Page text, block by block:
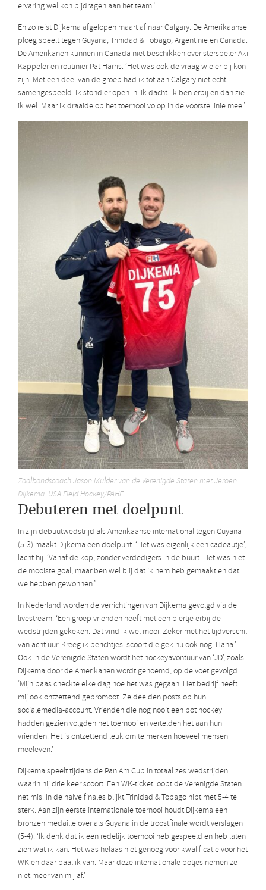
ervaring wel kon bijdragen aan het team.’
En zo reist Dijkema afgelopen maart af naar Calgary. De Amerikaanse
ploeg speelt tegen Guyana, Trinidad & Tobago, Argentinië en Canada.
De Amerikanen kunnen in Canada niet beschikken over sterspeler Aki
Käppeler en routinier Pat Harris. ‘Het was ook de vraag wie er bij kon
zijn. Met een deel van de groep had ik tot aan Calgary niet echt
samengespeeld. Ik stond er open in. Ik dacht: ik ben erbij en dan zie
ik wel. Maar ik draaide op het toernooi volop in de voorste linie mee.’
Zaalbondscoach Jason Mulder van de Verenigde Staten met Jeroen
Dijkema. USA Field Hockey/PAHF
Debuteren met doelpunt
In zijn debuutwedstrijd als Amerikaanse international tegen Guyana
(5-3) maakt Dijkema een doelpunt. ‘Het was eigenlijk een cadeautje’,
lacht hij. ‘Vanaf de kop, zonder verdedigers in de buurt. Het was niet
de mooiste goal, maar ben wel blij dat ik hem heb gemaakt en dat
we hebben gewonnen.’
In Nederland worden de verrichtingen van Dijkema gevolgd via de
livestream. ‘Een groep vrienden heeft met een biertje erbij de
wedstrijden gekeken. Dat vind ik wel mooi. Zeker met het tijdverschil
van acht uur. Kreeg ik berichtjes: scoort die gek nu ook nog. Haha.’
Ook in de Verenigde Staten wordt het hockeyavontuur van ‘JD’, zoals
Dijkema door de Amerikanen wordt genoemd, op de voet gevolgd.
‘Mijn baas checkte elke dag hoe het was gegaan. Het bedrijf heeft
mij ook ontzettend gepromoot. Ze deelden posts op hun
socialemedia-account. Vrienden die nog nooit een pot hockey
hadden gezien volgden het toernooi en vertelden het aan hun
vrienden. Het is ontzettend leuk om te merken hoeveel mensen
meeleven.’
Dijkema speelt tijdens de Pan Am Cup in totaal zes wedstrijden
waarin hij drie keer scoort. Een WK-ticket loopt de Verenigde Staten
net mis. In de halve finales blijkt Trinidad & Tobago nipt met 5-4 te
sterk. Aan zijn eerste internationale toernooi houdt Dijkema een
bronzen medaille over als Guyana in de troostfinale wordt verslagen
(5-4). ‘Ik denk dat ik een redelijk toernooi heb gespeeld en heb laten
zien wat ik kan. Het was helaas niet genoeg voor kwalificatie voor het
WK en daar baal ik van. Maar deze internationale potjes nemen ze
niet meer van mij af.’